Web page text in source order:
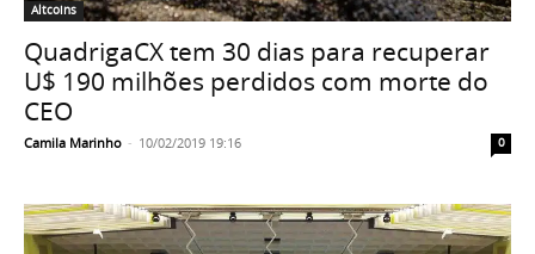
Altcoins
QuadrigaCX tem 30 dias para recuperar
U$ 190 milhões perdidos com morte do
CEO
Camila Marinho - 10/02/2019 19:16 0